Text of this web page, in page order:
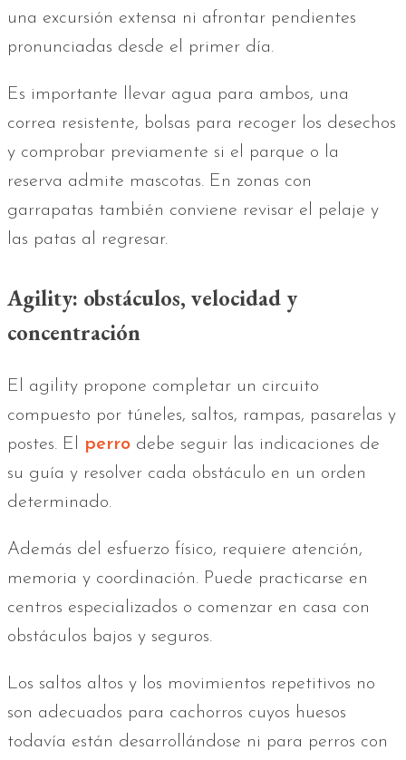
una excursión extensa ni afrontar pendientes
pronunciadas desde el primer día.
Es importante llevar agua para ambos, una
correa resistente, bolsas para recoger los desechos
y comprobar previamente si el parque o la
reserva admite mascotas. En zonas con
garrapatas también conviene revisar el pelaje y
las patas al regresar.
Agility: obstáculos, velocidad y
concentración
El agility propone completar un circuito
compuesto por túneles, saltos, rampas, pasarelas y
postes. El perro debe seguir las indicaciones de
su guía y resolver cada obstáculo en un orden
determinado.
Además del esfuerzo físico, requiere atención,
memoria y coordinación. Puede practicarse en
centros especializados o comenzar en casa con
obstáculos bajos y seguros.
Los saltos altos y los movimientos repetitivos no
son adecuados para cachorros cuyos huesos
todavía están desarrollándose ni para perros con